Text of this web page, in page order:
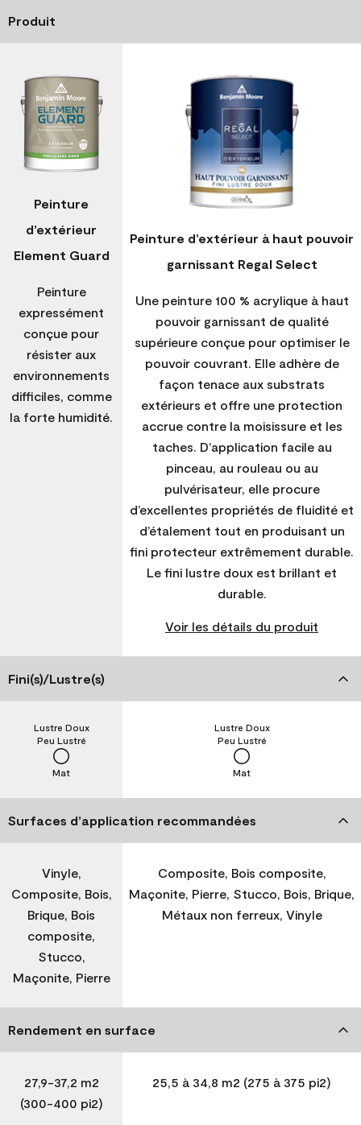
Produit
Peinture
d’extérieur
Element Guard
Peinture
expressément
conçue pour
résister aux
environnements
difficiles, comme
la forte humidité.
Peinture d’extérieur à haut pouvoir
garnissant Regal Select
Une peinture 100 % acrylique à haut
pouvoir garnissant de qualité
supérieure conçue pour optimiser le
pouvoir couvrant. Elle adhère de
façon tenace aux substrats
extérieurs et offre une protection
accrue contre la moisissure et les
taches. D’application facile au
pinceau, au rouleau ou au
pulvérisateur, elle procure
d’excellentes propriétés de fluidité et
d’étalement tout en produisant un
fini protecteur extrêmement durable.
Le fini lustre doux est brillant et
durable.
Voir les détails du produit
Fini(s)/Lustre(s)
Mat
Peu Lustré
Lustre Doux
Mat
Peu Lustré
Lustre Doux
Surfaces d’application recommandées
Vinyle,
Composite, Bois,
Brique, Bois
composite,
Stucco,
Maçonite, Pierre
Composite, Bois composite,
Maçonite, Pierre, Stucco, Bois, Brique,
Métaux non ferreux, Vinyle
Rendement en surface
27,9-37,2 m2
(300-400 pi2)
25,5 à 34,8 m2 (275 à 375 pi2)